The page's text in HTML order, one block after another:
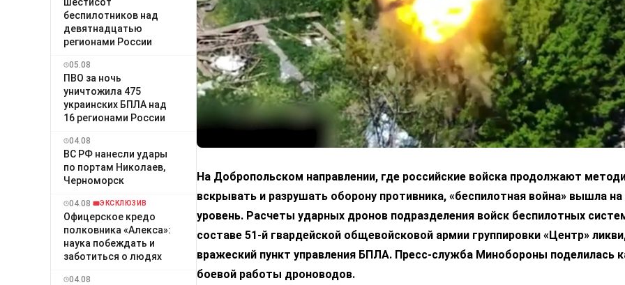
беспилотников над
девятнадцатью
регионами России
05.08
ПВО за ночь
уничтожила 475
украинских БПЛА над
16 регионами России
04.08
ВС РФ нанесли удары
по портам Николаев,
Черноморск
04.08 ЭКСКЛЮЗИВ
Офицерское кредо
полковника «Алекса»:
наука побеждать и
заботиться о людях
04.08
На Добропольском направлении, где российские войска продолжают
вскрывать и разрушать оборону противника, «беспилотная война» вышла
уровень. Расчеты ударных дронов подразделения войск беспилотных
составе 51-й гвардейской общевойсковой армии группировки «Центр»
вражеский пункт управления БПЛА. Пресс-служба Минобороны поделилась
боевой работы дроноводов.